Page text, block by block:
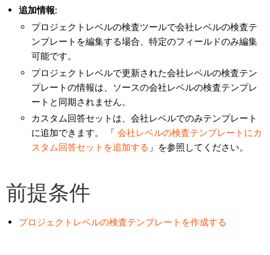
追加情報:
プロジェクトレベルの検査ツールで会社レベルの検査テ
ンプレートを編集する場合、特定のフィールドのみ編集
可能です。
プロジェクトレベルで更新された会社レベルの検査テン
プレートの情報は、ソースの会社レベルの検査テンプレ
ートと同期されません。
カスタム回答セットは、会社レベルでのみテンプレート
に追加できます。 「会社レベルの検査テンプレートにカ
スタム回答セットを追加する 」を参照してください。
前提条件
プロジェクトレベルの検査テンプレートを作成する